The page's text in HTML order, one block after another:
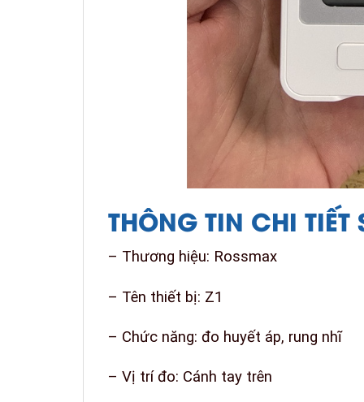
THÔNG TIN CHI TIẾT
– Thương hiệu: Rossmax
– Tên thiết bị: Z1
– Chức năng: đo huyết áp, rung nhĩ
– Vị trí đo: Cánh tay trên